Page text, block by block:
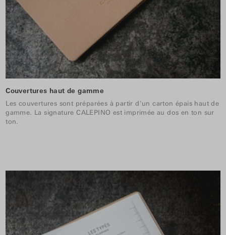
Couvertures haut de gamme
Les couvertures sont préparées à partir d'un carton épais haut de
gamme. La signature CALEPINO est imprimée au dos en ton sur
ton.